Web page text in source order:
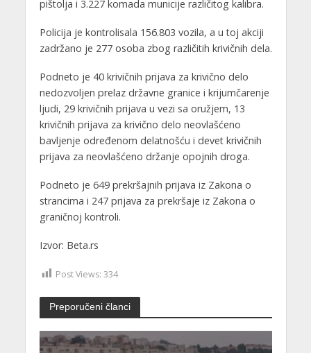
pištolja i 3.227 komada municije različitog kalibra.
Policija je kontrolisala 156.803 vozila, a u toj akciji
zadržano je 277 osoba zbog različitih krivičnih dela.
Podneto je 40 krivičnih prijava za krivično delo
nedozvoljen prelaz državne granice i krijumčarenje
ljudi, 29 krivičnih prijava u vezi sa oružjem, 13
krivičnih prijava za krivično delo neovlašćeno
bavljenje određenom delatnošću i devet krivičnih
prijava za neovlašćeno držanje opojnih droga.
Podneto je 649 prekršajnih prijava iz Zakona o
strancima i 247 prijava za prekršaje iz Zakona o
graničnoj kontroli.
Izvor: Beta.rs
Post Views: 334
Preporučeni članci